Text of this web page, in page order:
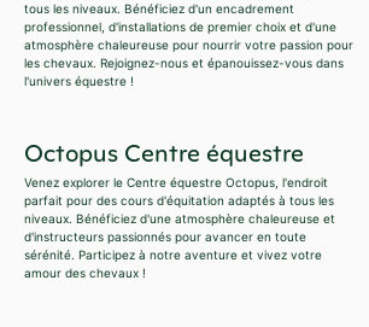
tous les niveaux. Bénéficiez d'un encadrement
professionnel, d'installations de premier choix et d'une
atmosphère chaleureuse pour nourrir votre passion pour
les chevaux. Rejoignez-nous et épanouissez-vous dans
l'univers équestre !
Octopus Centre équestre
Venez explorer le Centre équestre Octopus, l'endroit
parfait pour des cours d'équitation adaptés à tous les
niveaux. Bénéficiez d'une atmosphère chaleureuse et
d'instructeurs passionnés pour avancer en toute
sérénité. Participez à notre aventure et vivez votre
amour des chevaux !